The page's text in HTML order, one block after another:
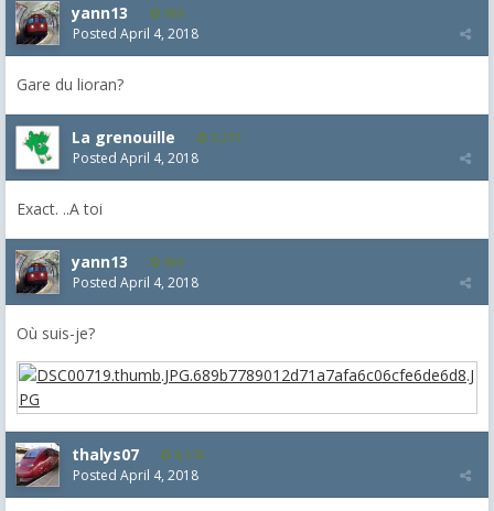
yann13 950
Posted April 4, 2018
Gare du lioran?
La grenouille 3,271
Posted April 4, 2018
Exact. ..A toi
yann13 950
Posted April 4, 2018
Où suis-je?
thalys07 8,173
Posted April 4, 2018